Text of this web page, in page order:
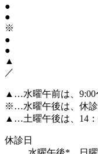
●
●
※
●
●
▲
／
▲…水曜午前は、9:00
※…水曜午後は、休診/
▲ …土曜午後は、14：
休診日